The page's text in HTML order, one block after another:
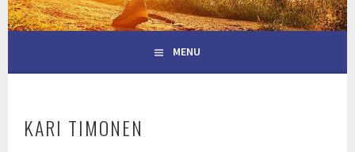
MENU
KARI TIMONEN